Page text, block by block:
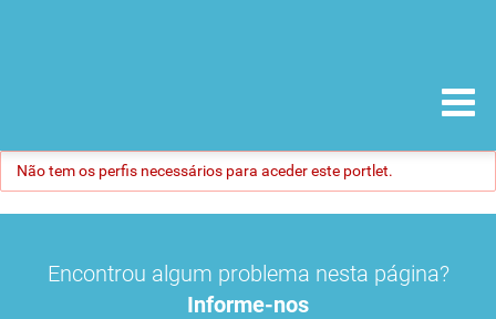
Não tem os perfis necessários para aceder este portlet.
Encontrou algum problema nesta página?
Informe-nos